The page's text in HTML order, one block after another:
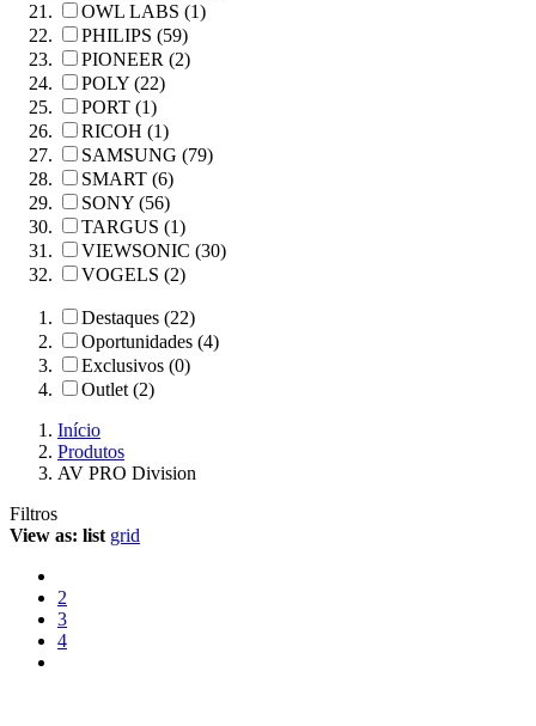
OWL LABS (1)
PHILIPS (59)
PIONEER (2)
POLY (22)
PORT (1)
RICOH (1)
SAMSUNG (79)
SMART (6)
SONY (56)
TARGUS (1)
VIEWSONIC (30)
VOGELS (2)
Destaques (22)
Oportunidades (4)
Exclusivos (0)
Outlet (2)
Início
Produtos
AV PRO Division
Filtros
View as: list grid
2
3
4